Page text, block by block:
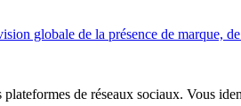
globale de la présence de marque,
de réseaux sociaux. Vous